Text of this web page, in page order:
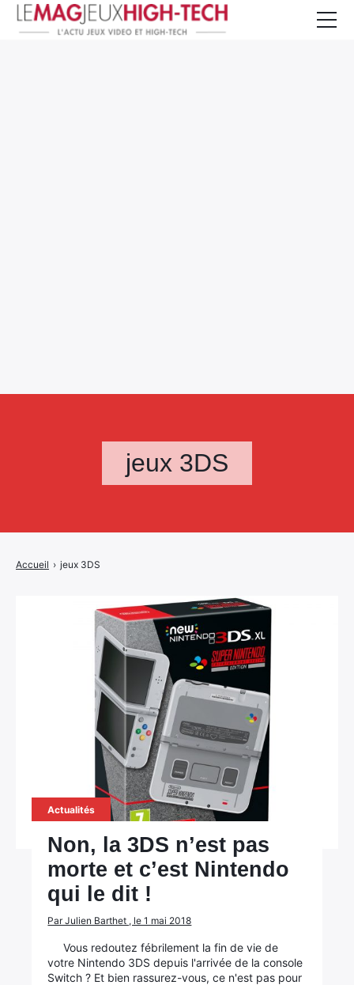
jeux 3DS
Accueil › jeux 3DS
Actualités
Non, la 3DS n’est pas
morte et c’est Nintendo
qui le dit !
Par Julien Barthet , le 1 mai 2018
Vous redoutez fébrilement la fin de vie de
votre Nintendo 3DS depuis l'arrivée de la console
Switch ? Et bien rassurez-vous, ce n'est pas pour